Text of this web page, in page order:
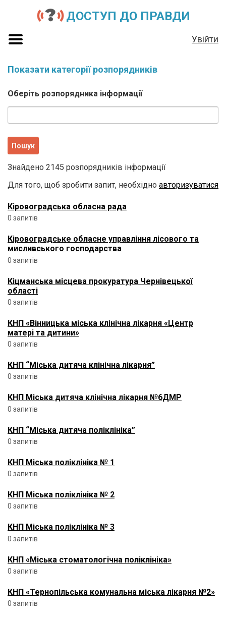
ДОСТУП ДО ПРАВДИ
Увійти
Показати категорії розпорядників
Оберіть розпорядника інформації
Знайдено 2145 розпорядників інформації
Для того, щоб зробити запит, необхідно авторизуватися
Кіровоградська обласна рада
0 запитів
Кіровоградське обласне управління лісового та
мисливського господарства
0 запитів
Кіцманська місцева прокуратура Чернівецької
області
0 запитів
КНП «Вінницька міська клінічна лікарня «Центр
матері та дитини»
0 запитів
КНП “Міська дитяча клінічна лікарня”
0 запитів
КНП Міська дитяча клінічна лікарня №6ДМР
0 запитів
КНП “Міська дитяча поліклініка”
0 запитів
КНП Міська поліклініка № 1
0 запитів
КНП Міська поліклініка № 2
0 запитів
КНП Міська поліклініка № 3
0 запитів
КНП «Міська стоматологічна поліклініка»
0 запитів
КНП «Тернопільська комунальна міська лікарня №2»
0 запитів